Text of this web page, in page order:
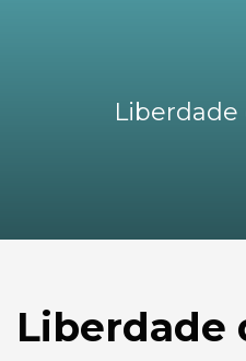
Liberdade
Liberdade